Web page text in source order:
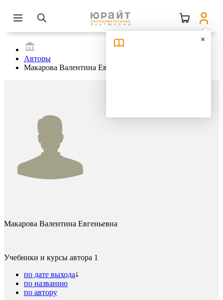
Авторы
Макарова Валентина Евгеньевна
Макарова Валентина Евгеньевна
Учебники и курсы автора 1
по дате выхода
по названию
по автору